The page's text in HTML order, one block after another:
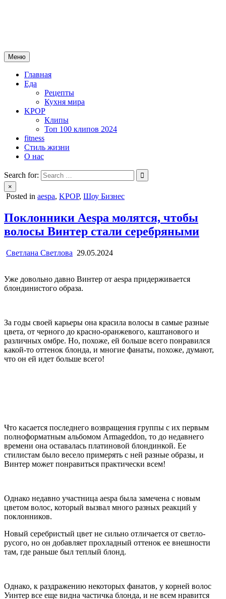
Меню
Главная
Еда
Рецепты
Кухня мира
KPOP
Клипы
Топ 100 клипов 2024
fitness
Стиль жизни
О нас
Search for:
×
Posted in aespa, KPOP, Шоу Бизнес
Поклонники Aespa молятся, чтобы
волосы Винтер стали серебряными
Светлана Светлова 29.05.2024
Уже довольно давно Винтер от aespa придерживается
блондинистого образа.
За годы своей карьеры она красила волосы в самые разные
цвета, от черного до красно-оранжевого, каштанового и
различных омбре. Но, похоже, ей больше всего понравился
какой-то оттенок блонда, и многие фанаты, похоже, думают,
что он ей идет больше всего!
Что касается последнего возвращения группы с их первым
полноформатным альбомом Armageddon, то до недавнего
времени она оставалась платиновой блондинкой. Ее
стилистам было весело примерять с ней разные образы, и
Винтер может понравиться практически всем!
Однако недавно участница aespa была замечена с новым
цветом волос, который вызвал много разных реакций у
поклонников.
Новый серебристый цвет не сильно отличается от светло-
русого, но он добавляет прохладный оттенок ее внешности
там, где раньше был теплый блонд.
Однако, к раздражению некоторых фанатов, у корней волос
Уинтер все еще видна частичка блонда, и не всем нравится